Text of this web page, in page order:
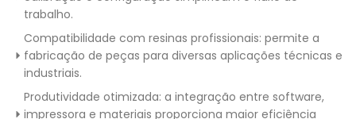
trabalho.
Compatibilidade com resinas profissionais: permite a
fabricação de peças para diversas aplicações técnicas e
industriais.
Produtividade otimizada: a integração entre software,
impressora e materiais proporciona maior eficiência